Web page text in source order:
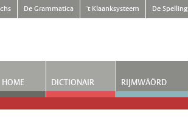
De Grammatica 't Klaanksysteem De Spelling
HOME DICTIONAIR RIJMWÄÖRD